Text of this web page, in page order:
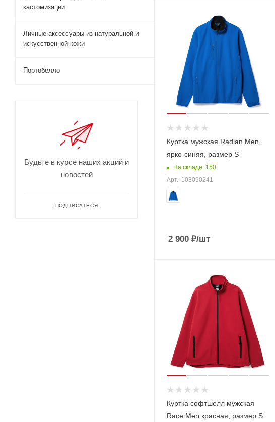
Куртка мужская Radian Men,
ярко-синяя, размер S
На складе: 150
Арт.: 103090241
2 900 ₽/шт
Куртка софтшелл мужская
Race Men красная, размер S
кастомизации
Личные аксессуары из натуральной и
искусственной кожи
Портобелло
Будьте в курсе наших акций и
новостей
ПОДПИСАТЬСЯ